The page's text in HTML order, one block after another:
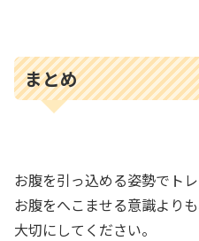
まとめ
お腹を引っ込める姿勢でト
お腹をへこませる意識より
大切にしてください。